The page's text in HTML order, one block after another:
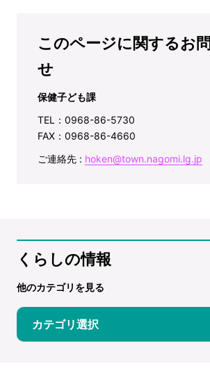
このページに関するお
せ
保健子ども課
TEL：0968-86-5730
FAX：0968-86-4660
ご連絡先 : hoken@town.nagomi.lg.jp
くらしの情報
他のカテゴリを見る
カテゴリ選択